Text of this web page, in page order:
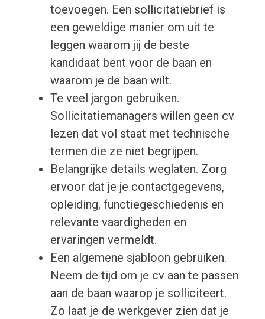
toevoegen. Een sollicitatiebrief is
een geweldige manier om uit te
leggen waarom jij de beste
kandidaat bent voor de baan en
waarom je de baan wilt.
Te veel jargon gebruiken.
Sollicitatiemanagers willen geen cv
lezen dat vol staat met technische
termen die ze niet begrijpen.
Belangrijke details weglaten. Zorg
ervoor dat je je contactgegevens,
opleiding, functiegeschiedenis en
relevante vaardigheden en
ervaringen vermeldt.
Een algemene sjabloon gebruiken.
Neem de tijd om je cv aan te passen
aan de baan waarop je solliciteert.
Zo laat je de werkgever zien dat je